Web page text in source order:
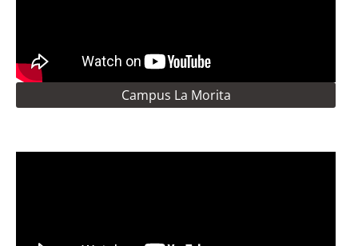
Campus La Morita